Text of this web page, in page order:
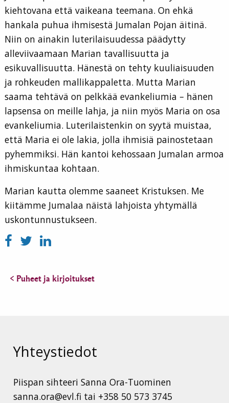
kiehtovana että vaikeana teemana. On ehkä
hankala puhua ihmisestä Jumalan Pojan äitinä.
Niin on ainakin luterilaisuudessa päädytty
alleviivaamaan Marian tavallisuutta ja
esikuvallisuutta. Hänestä on tehty kuuliaisuuden
ja rohkeuden mallikappaletta. Mutta Marian
saama tehtävä on pelkkää evankeliumia – hänen
lapsensa on meille lahja, ja niin myös Maria on osa
evankeliumia. Luterilaistenkin on syytä muistaa,
että Maria ei ole lakia, jolla ihmisiä painostetaan
pyhemmiksi. Hän kantoi kehossaan Jumalan armoa
ihmiskuntaa kohtaan.
Marian kautta olemme saaneet Kristuksen. Me
kiitämme Jumalaa näistä lahjoista yhtymällä
uskontunnustukseen.
< Puheet ja kirjoitukset
Yhteystiedot
Piispan sihteeri Sanna Ora-Tuominen
sanna.ora@evl.fi tai +358 50 573 3745